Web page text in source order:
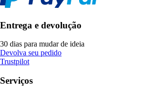
Entrega e devolução
30 dias para mudar de ideia
Devolva seu pedido
Trustpilot
Serviços